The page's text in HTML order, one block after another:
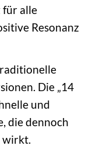
für alle
Resonanz
Die „14
und
die dennoch